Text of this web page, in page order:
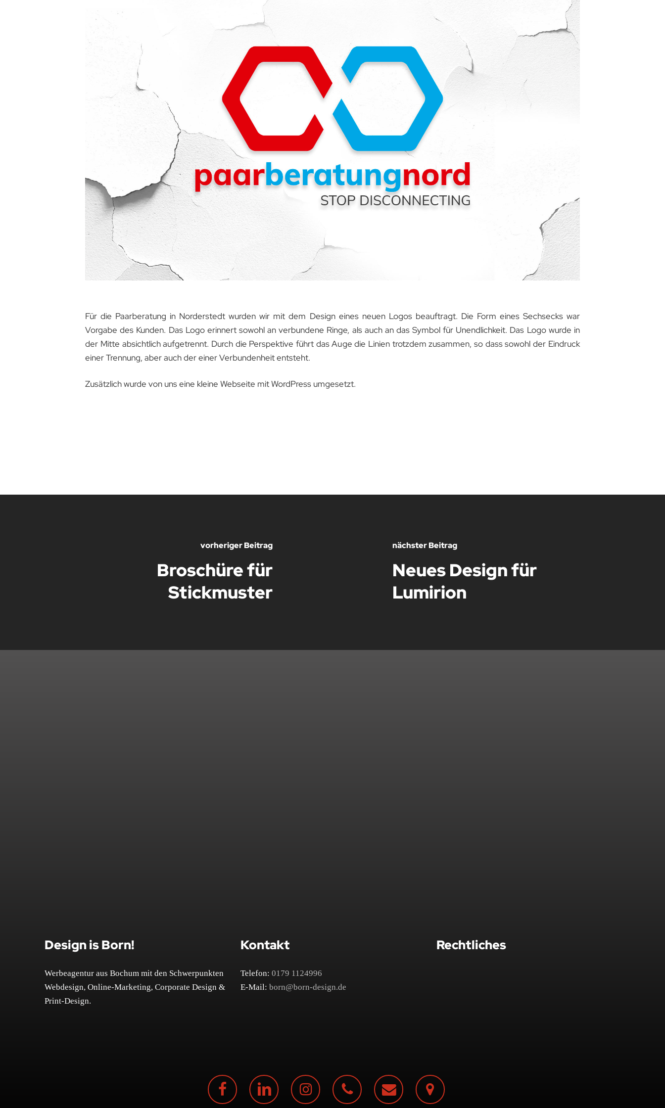
Für die Paarberatung in Norderstedt wurden wir mit dem Design eines neuen Logos beauftragt. Die Form eines Sechsecks war
Vorgabe des Kunden. Das Logo erinnert sowohl an verbundene Ringe, als auch an das Symbol für Unendlichkeit. Das Logo wurde in
der Mitte absichtlich aufgetrennt. Durch die Perspektive führt das Auge die Linien trotzdem zusammen, so dass sowohl der Eindruck
einer Trennung, aber auch der einer Verbundenheit entsteht.
Zusätzlich wurde von uns eine kleine Webseite mit WordPress umgesetzt.
vorheriger Beitrag
Broschüre für
Stickmuster
nächster Beitrag
Neues Design für
Lumirion
Design is Born!
Werbeagentur aus Bochum mit den Schwerpunkten
Webdesign, Online-Marketing, Corporate Design &
Print-Design.
Kontakt
Telefon:0179 1124996
E-Mail:born@born-design.de
Rechtliches